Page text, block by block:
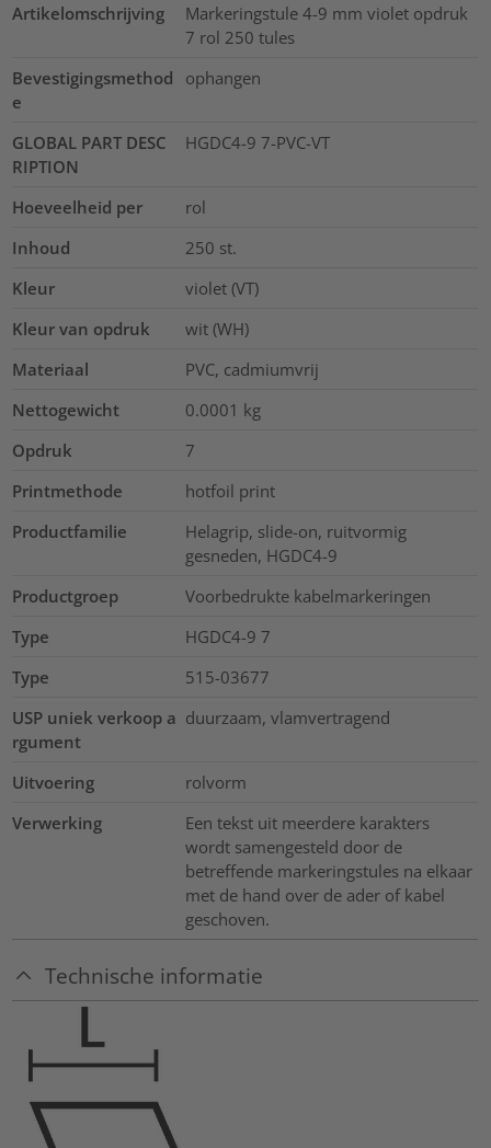
Artikelomschrijving
Markeringstule 4-9 mm violet opdruk
7 rol 250 tules
Bevestigingsmethod
e
ophangen
GLOBAL PART DESC
RIPTION
HGDC4-9 7-PVC-VT
Hoeveelheid per
rol
Inhoud
250 st.
Kleur
violet (VT)
Kleur van opdruk
wit (WH)
Materiaal
PVC, cadmiumvrij
Nettogewicht
0.0001 kg
Opdruk
7
Printmethode
hotfoil print
Productfamilie
Helagrip, slide-on, ruitvormig
gesneden, HGDC4-9
Productgroep
Voorbedrukte kabelmarkeringen
Type
HGDC4-9 7
Type
515-03677
USP uniek verkoop a
rgument
duurzaam, vlamvertragend
Uitvoering
rolvorm
Verwerking
Een tekst uit meerdere karakters
wordt samengesteld door de
betreffende markeringstules na elkaar
met de hand over de ader of kabel
geschoven.
Technische informatie